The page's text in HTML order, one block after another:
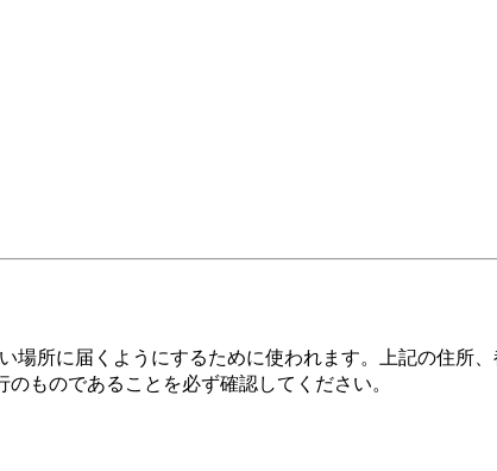
場所に届くようにするために使われます。上記の住所
ものであることを必ず確認してください。